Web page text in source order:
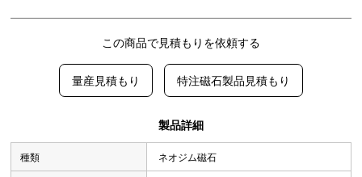
この商品で見積もりを依頼する
量産見積もり 特注磁石製品見積もり
製品詳細
種類 ネオジム磁石